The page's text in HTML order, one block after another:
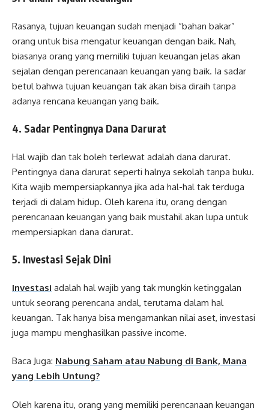
Rasanya, tujuan keuangan sudah menjadi “bahan bakar”
orang untuk bisa mengatur keuangan dengan baik. Nah,
biasanya orang yang memiliki tujuan keuangan jelas akan
sejalan dengan perencanaan keuangan yang baik. Ia sadar
betul bahwa tujuan keuangan tak akan bisa diraih tanpa
adanya rencana keuangan yang baik.
4. Sadar Pentingnya Dana Darurat
Hal wajib dan tak boleh terlewat adalah dana darurat.
Pentingnya dana darurat seperti halnya sekolah tanpa buku.
Kita wajib mempersiapkannya jika ada hal-hal tak terduga
terjadi di dalam hidup. Oleh karena itu, orang dengan
perencanaan keuangan yang baik mustahil akan lupa untuk
mempersiapkan dana darurat.
5. Investasi Sejak Dini
Investasi adalah hal wajib yang tak mungkin ketinggalan
untuk seorang perencana andal, terutama dalam hal
keuangan. Tak hanya bisa mengamankan nilai aset, investasi
juga mampu menghasilkan passive income.
Baca Juga: Nabung Saham atau Nabung di Bank, Mana
yang Lebih Untung?
Oleh karena itu, orang yang memiliki perencanaan keuangan